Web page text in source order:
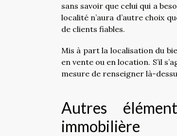
sans savoir que celui qui a
localité n’aura d’autre choix
de clients fiables.
Mis à part la localisation du
en vente ou en location. S’il
mesure de renseigner là-
Autres
immobilière